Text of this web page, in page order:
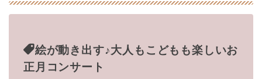
絵が動き出す♪大人もこどもも楽しいお
正月コンサー ト